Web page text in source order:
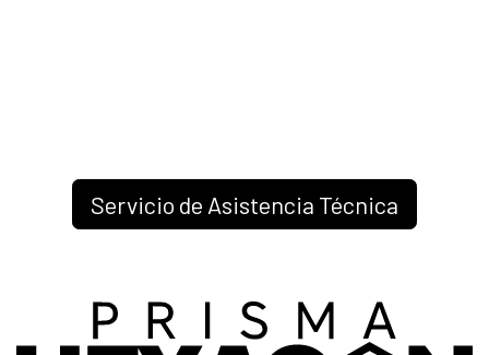
Servicio de Asistencia Técnica